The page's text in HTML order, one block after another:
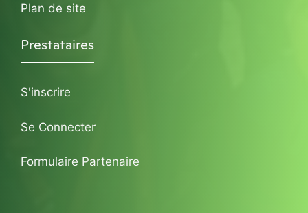
Plan de site
Prestataires
S'inscrire
Se Connecter
Formulaire Partenaire